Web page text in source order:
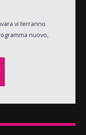
vi terranno
nuovo,